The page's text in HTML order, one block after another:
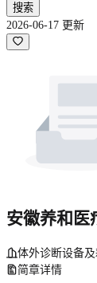
搜索
2026-06-17 更新
安徽养和医
体外诊断设备及
简章详情